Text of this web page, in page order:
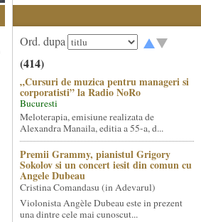
Ord. dupa
(414)
„Cursuri de muzica pentru manageri si
corporatisti” la Radio NoRo
Bucuresti
Meloterapia, emisiune realizata de
Alexandra Manaila, editia a 55-a, d...
Premii Grammy, pianistul Grigory
Sokolov si un concert iesit din comun cu
Angele Dubeau
Cristina Comandasu (in Adevarul)
Violonista Angèle Dubeau este in prezent
una dintre cele mai cunoscut...